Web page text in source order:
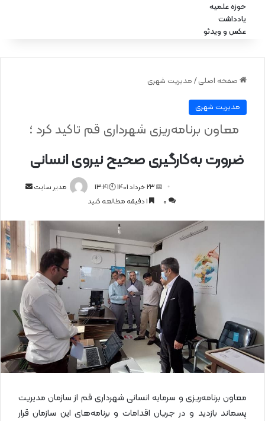
حوزه علمیه
یادداشت
عکس و ویدئو
صفحه اصلی / مدیریت شهری
مدیریت شهری
ضرورت به‌کارگیری صحیح نیروی انسانی
معاون برنامه‌ریزی شهرداری قم تاکید کرد ؛
مدیر سایت
ل
ی
م
ی
ل
📅 23 خرداد 1401 🕙13:41
0
معاون برنامه‌ریزی و سرمایه انسانی شهرداری قم از سازمان مدیریت
پسماند بازدید و در جریان اقدامات و برنامه‌های این سازمان قرار